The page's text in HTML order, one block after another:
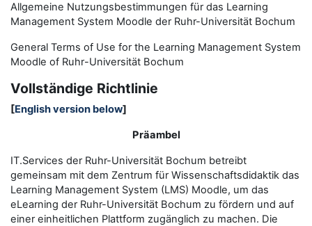
Allgemeine Nutzungsbestimmungen für das Learning
Management System Moodle der Ruhr-Universität Bochum
General Terms of Use for the Learning Management System
Moodle of Ruhr-Universität Bochum
Vollständige Richtlinie
[English version below]
Präambel
IT.Services der Ruhr-Universität Bochum betreibt
gemeinsam mit dem Zentrum für Wissenschaftsdidaktik das
Learning Management System (LMS) Moodle, um das
eLearning der Ruhr-Universität Bochum zu fördern und auf
einer einheitlichen Plattform zugänglich zu machen. Die